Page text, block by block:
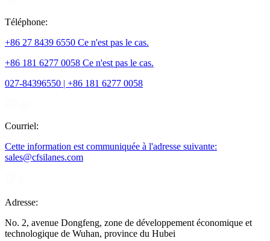
Téléphone:
+86 27 8439 6550 Ce n'est pas le cas.
+86 181 6277 0058 Ce n'est pas le cas.
027-84396550 | +86 181 6277 0058
Courriel:
Cette information est communiquée à l'adresse suivante:
sales@cfsilanes.com
Adresse:
No. 2, avenue Dongfeng, zone de développement économique et
technologique de Wuhan, province du Hubei